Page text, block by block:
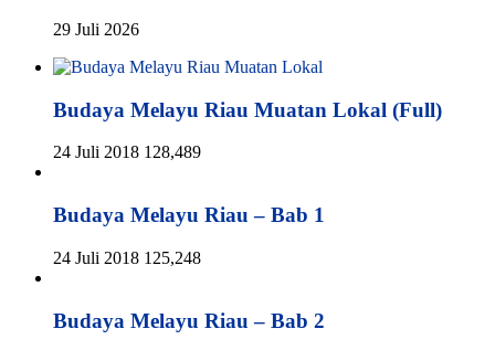
29 Juli 2026
Budaya Melayu Riau Muatan Lokal (Full)
24 Juli 2018 128,489
Budaya Melayu Riau – Bab 1
24 Juli 2018 125,248
Budaya Melayu Riau – Bab 2